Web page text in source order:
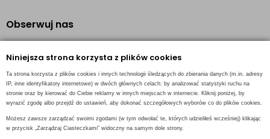
Niniejsza strona korzysta z plików cookies
Ta strona korzysta z plików cookies i innych technologii śledzących do zbierania danych (m.in. adresy
IP, inne identyfikatory internetowe) w dwóch głównych celach: by analizować statystyki ruchu na
stronie oraz by kierować do Ciebie reklamy w innych miejscach w internecie. Kliknij poniżej, by
wyrazić zgodę albo przejdź do ustawień, aby dokonać szczegółowych wyborów co do plików cookies.
Możesz zawsze zarządzać swoimi zgodami (w tym odwołać te, których udzieliłeś wcześniej) klikając
w przycisk „Zarządzaj Ciasteczkami” widoczny na samym dole strony.
Obserwuj nas
Instagram